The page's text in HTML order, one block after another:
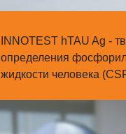
INNOTEST hTAU Ag -
определения
жидкости человека